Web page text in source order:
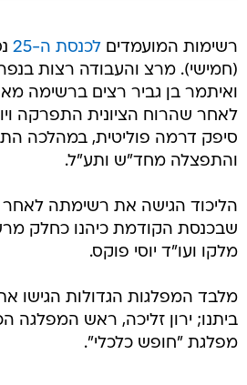
רשימות המועמדים לכנסת ה-25
(חמישי). מרצ והעבודה רצות
ואיתמר בן גביר רצים ברשימה
לאחר שהרוח הציונית התפרקה
סיפק דרמה פוליטית, במהלכה
והתפצלה מחד"ש ותע"ל.
הליכוד הגישה את רשימתה לאחר
שבכנסת הקודמת כיהנו כחלק
מלקו ועו"ד יוסי פוקס.
מלבד המפלגות הגדולות הגישו
ביתנו; ירון זליכה, ראש המפלגה
מפלגת "חופש כלכלי".